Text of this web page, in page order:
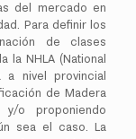
del mercado en
Para definir los
de clases
NHLA (National
a nivel provincial
de Madera
y/o proponiendo
sea el caso. La